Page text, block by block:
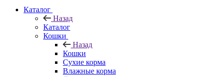
Каталог
Назад
Каталог
Кошки
Назад
Кошки
Сухие корма
Влажные корма